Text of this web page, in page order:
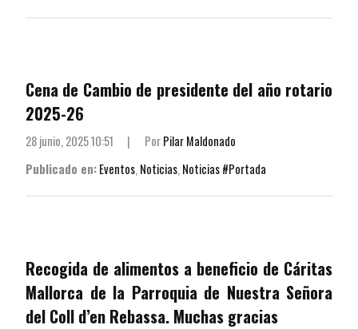
Cena de Cambio de presidente del año rotario
2025-26
28 junio, 2025 10:51 | PorPilar Maldonado
Publicado en:Eventos, Noticias, Noticias #Portada
Recogida de alimentos a beneficio de Cáritas
Mallorca de la Parroquia de Nuestra Señora
del Coll d’en Rebassa. Muchas gracias